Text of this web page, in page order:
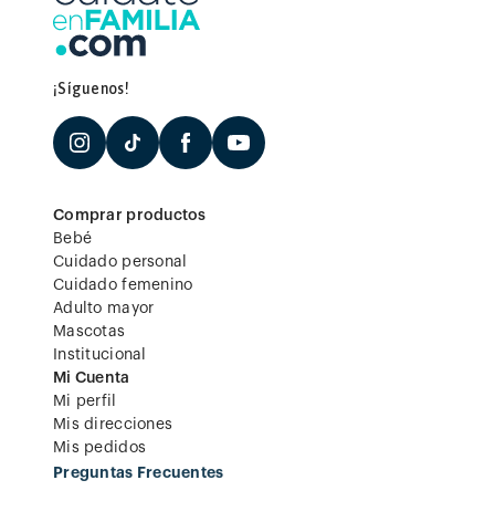
¡Síguenos!
Comprar productos
Bebé
Cuidado personal
Cuidado femenino
Adulto mayor
Mascotas
Institucional
Mi Cuenta
Mi perfil
Mis direcciones
Mis pedidos
Preguntas Frecuentes